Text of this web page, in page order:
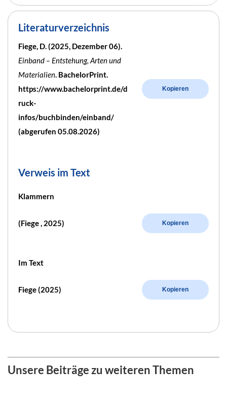
Literaturverzeichnis
Fiege, D. (2025, Dezember 06).
Einband – Entstehung, Arten und
Materialien. BachelorPrint.
https://www.bachelorprint.de/d
ruck-
infos/buchbinden/einband/
(abgerufen 05.08.2026)
Kopieren
Verweis im Text
Klammern
(Fiege , 2025) Kopieren
Im Text
Fiege (2025) Kopieren
Unsere Beiträge zu weiteren Themen